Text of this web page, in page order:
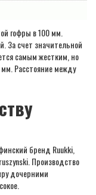
гофры в 100 мм.
За счет значительной
самым жестким, но
Расстояние между
бренд Ruukki,
Производство
дочерними